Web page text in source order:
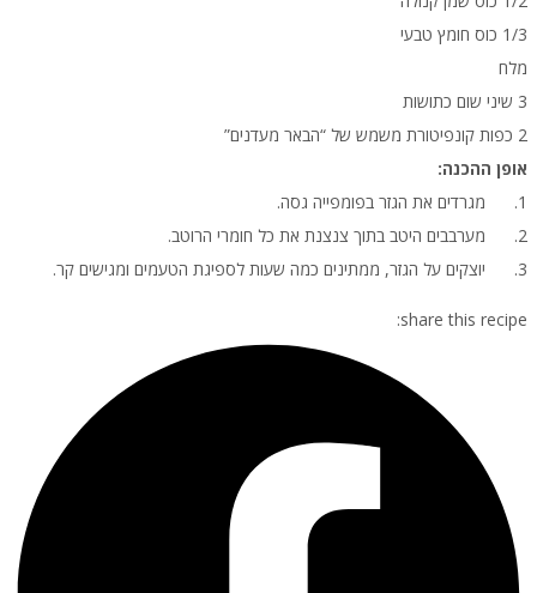
1/3 כוס חומץ טבעי
מלח
3 שיני שום כתושות
2 כפות קונפיטורת משמש של “הבאר מעדנים”
אופן ההכנה:
1. מגרדים את הגזר בפומפייה גסה.
2. מערבבים היטב בתוך צנצנת את כל חומרי הרוטב.
3. יוצקים על הגזר, ממתינים כמה שעות לספיגת הטעמים ומגישים קר.
share this recipe: